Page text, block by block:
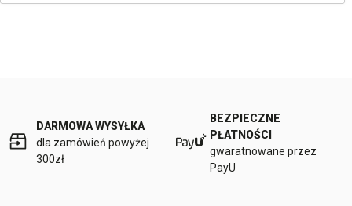
DARMOWA WYSYŁKA
dla zamówień powyżej
300zł
BEZPIECZNE
PŁATNOŚCI
gwaratnowane przez
PayU